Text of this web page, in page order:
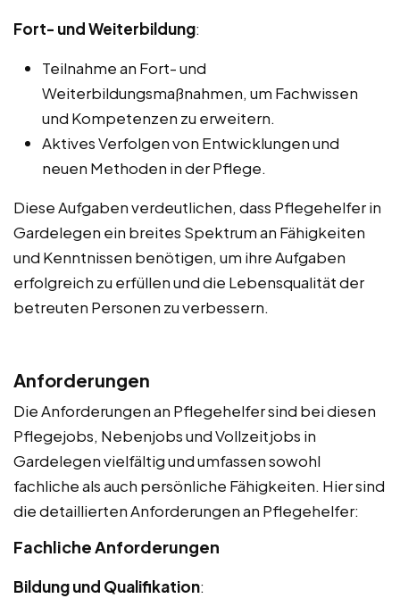
Fort- und Weiterbildung:
Teilnahme an Fort- und
Weiterbildungsmaßnahmen, um Fachwissen
und Kompetenzen zu erweitern.
Aktives Verfolgen von Entwicklungen und
neuen Methoden in der Pflege.
Diese Aufgaben verdeutlichen, dass Pflegehelfer in
Gardelegen ein breites Spektrum an Fähigkeiten
und Kenntnissen benötigen, um ihre Aufgaben
erfolgreich zu erfüllen und die Lebensqualität der
betreuten Personen zu verbessern.
Anforderungen
Die Anforderungen an Pflegehelfer sind bei diesen
Pflegejobs, Nebenjobs und Vollzeitjobs in
Gardelegen vielfältig und umfassen sowohl
fachliche als auch persönliche Fähigkeiten. Hier sind
die detaillierten Anforderungen an Pflegehelfer:
Fachliche Anforderungen
Bildung und Qualifikation: